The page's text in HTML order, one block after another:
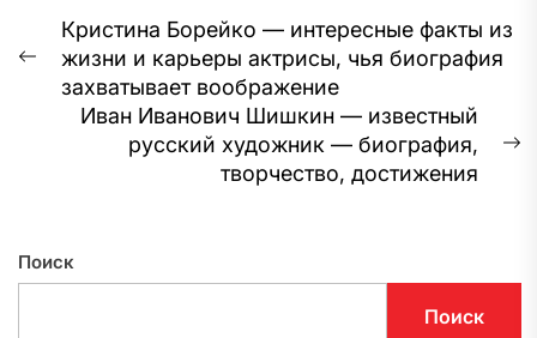
Навигация
по
записям
Предыдущая
запись:
Кристина Борейко — интересные факты из
жизни и карьеры актрисы, чья биография
захватывает воображение
Иван Иванович Шишкин — известный
русский художник — биография,
творчество, достижения
Поиск
Поиск